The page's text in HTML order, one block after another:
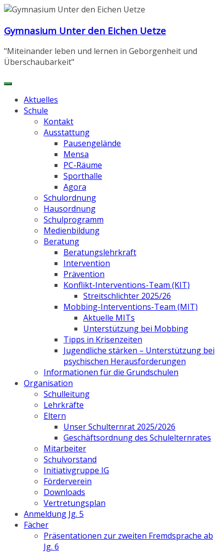
Zum
springen
Gymnasium Unter den Eichen Uetze
"Miteinander leben und lernen in Geborgenheit und
Überschaubarkeit"
Aktuelles
Schule
Kontakt
Ausstattung
Pausengelände
Mensa
PC-Räume
Sporthalle
Agora
Schulordnung
Hausordnung
Schulprogramm
Medienbildung
Beratung
Beratungslehrkraft
Intervention
Prävention
Konflikt-Interventions-Team (KIT)
Streitschlichter 2025/26
Mobbing-Interventions-Team (MIT)
Aktuelle MITs
Unterstützung bei Mobbing
Tipps in Krisenzeiten
Jugendliche stärken – Unterstützung bei
psychischen Herausforderungen
Informationen für die Grundschulen
Organisation
Schulleitung
Lehrkräfte
Eltern
Unser Schulternrat 2025/2026
Geschäftsordnung des Schulelternrates
Mitarbeiter
Schulvorstand
Initiativgruppe IG
Förderverein
Downloads
Vertretungsplan
Anmeldung Jg. 5
Fächer
Präsentationen zur zweiten Fremdsprache ab
Jg. 6